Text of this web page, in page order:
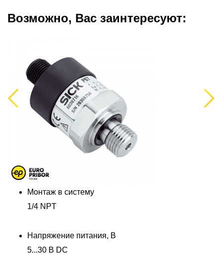
Возможно, Вас заинтересуют:
Previous
Монтаж в систему
1/4 NPT
Напряжение питания, В
5...30 В DC
Next